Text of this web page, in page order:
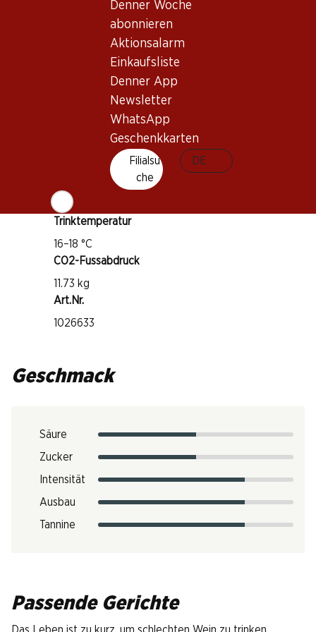
Denner Woche
abonnieren
Aktionsalarm
Einkaufsliste
Denner App
Newsletter
WhatsApp
Geschenkkarten
Filialsu
che
DE
Wissenswertes
Trinktemperatur
16–18 °C
CO2-Fussabdruck
11.73 kg
Art.Nr.
1026633
Geschmack
Säure
Zucker
Intensität
Ausbau
Tannine
Passende Gerichte